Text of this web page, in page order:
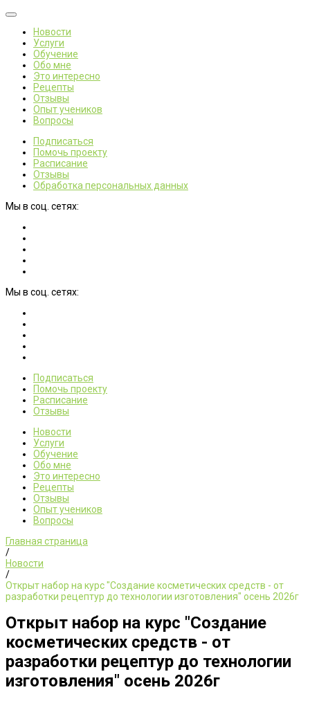
Новости
Услуги
Обучение
Обо мне
Это интересно
Рецепты
Отзывы
Опыт учеников
Вопросы
Подписаться
Помочь проекту
Расписание
Отзывы
Обработка персональных данных
Мы в соц. сетях:
Мы в соц. сетях:
Подписаться
Помочь проекту
Расписание
Отзывы
Новости
Услуги
Обучение
Обо мне
Это интересно
Рецепты
Отзывы
Опыт учеников
Вопросы
Главная страница
/
Новости
/
Открыт набор на курс "Создание косметических средств - от
разработки рецептур до технологии изготовления" осень 2026г
Открыт набор на курс "Создание
косметических средств - от
разработки рецептур до технологии
изготовления" осень 2026г